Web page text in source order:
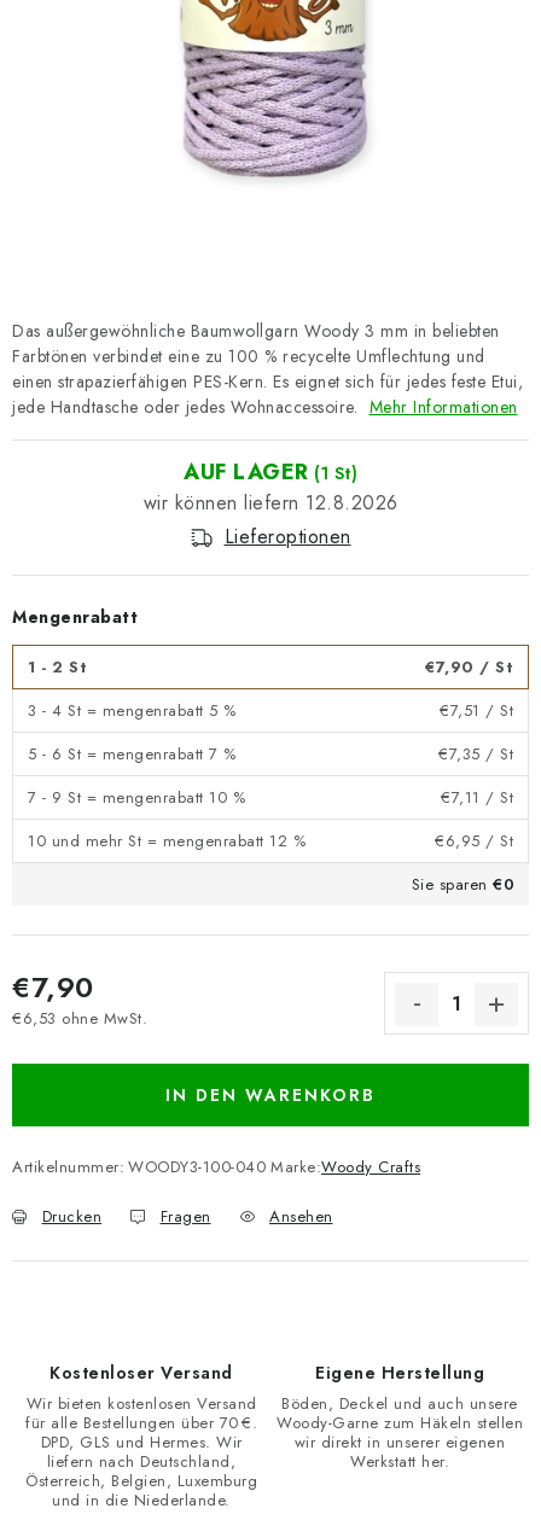
Datenschutzerklärung
Impressum
Das außergewöhnliche Baumwollgarn Woody 3 mm in beliebten
Farbtönen verbindet eine zu 100 % recycelte Umflechtung und
einen strapazierfähigen PES-Kern. Es eignet sich für jedes feste Etui,
jede Handtasche oder jedes Wohnaccessoire. Mehr Informationen
AUF LAGER (1 St)
12.8.2026
Lieferoptionen
Mengenrabatt
1 - 2 St €7,90 / St
3 - 4 St = mengenrabatt 5 %
€7,51 / St
5 - 6 St = mengenrabatt 7 %
€7,35 / St
7 - 9 St = mengenrabatt 10 %
€7,11 / St
10 und mehr St = mengenrabatt 12 %
€6,95 / St
Sie sparen €0
€7,90
€6,53 ohne MwSt.
IN DEN WARENKORB
Artikelnummer: WOODY3-100-040 Marke:Woody Crafts
Drucken Fragen Ansehen
Kostenloser Versand
Wir bieten kostenlosen Versand
für alle Bestellungen über 70 €.
DPD, GLS und Hermes. Wir
liefern nach Deutschland,
Österreich, Belgien, Luxemburg
und in die Niederlande.
Eigene Herstellung
Böden, Deckel und auch unsere
Woody-Garne zum Häkeln stellen
wir direkt in unserer eigenen
Werkstatt her.